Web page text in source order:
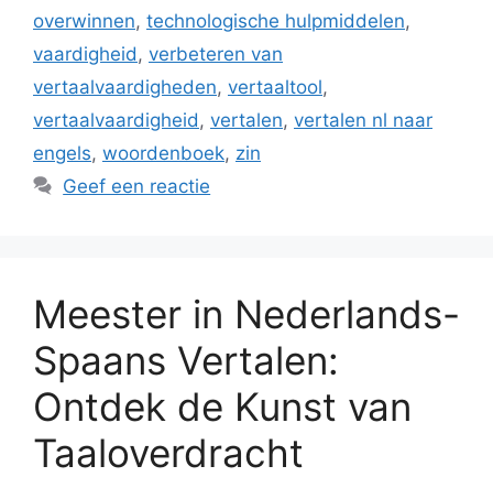
overwinnen, technologische hulpmiddelen,
vaardigheid , verbeteren van
vertaalvaardigheden, vertaaltool,
vertaalvaardigheid , vertalen, vertalen nl naar
engels, woordenboek, zin
Geef een reactie
Meester in Nederlands-
Spaans Vertalen:
Ontdek de Kunst van
Taaloverdracht